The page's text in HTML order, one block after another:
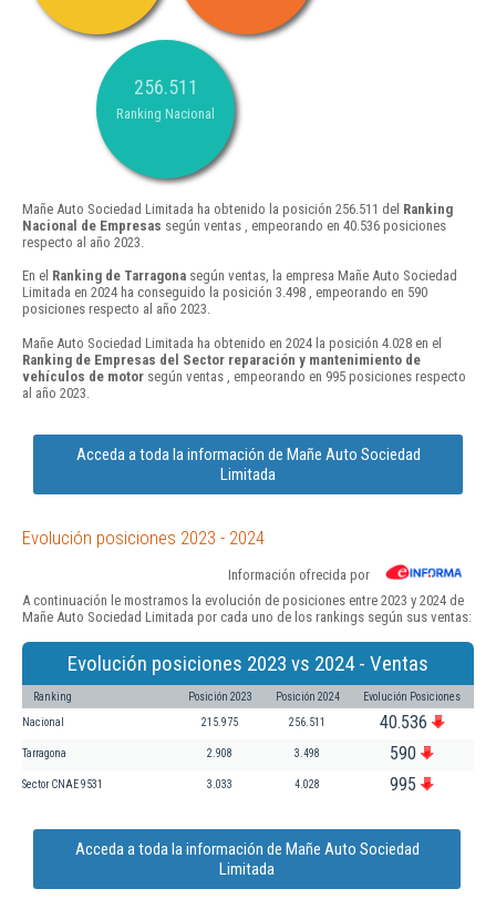
256.511
Ranking Nacional
Mañe Auto Sociedad Limitada ha obtenido la posición 256.511 del Ranking
Nacional de Empresas según ventas , empeorando en 40.536 posiciones
respecto al año 2023.
En el Ranking de Tarragona según ventas, la empresa Mañe Auto Sociedad
Limitada en 2024 ha conseguido la posición 3.498 , empeorando en 590
posiciones respecto al año 2023.
Mañe Auto Sociedad Limitada ha obtenido en 2024 la posición 4.028 en el
Ranking de Empresas del Sector reparación y mantenimiento de
vehículos de motor según ventas , empeorando en 995 posiciones respecto
al año 2023.
Acceda a toda la información de Mañe Auto Sociedad
Limitada
Evolución posiciones 2023 - 2024
Información ofrecida por
A continuación le mostramos la evolución de posiciones entre 2023 y 2024 de
Mañe Auto Sociedad Limitada por cada uno de los rankings según sus ventas:
Evolución posiciones 2023 vs 2024 - Ventas
Ranking Posición 2023 Posición 2024 Evolución Posiciones
Nacional 215.975 256.511 40.536
Tarragona 2.908 3.498 590
Sector CNAE 9531 3.033 4.028 995
Acceda a toda la información de Mañe Auto Sociedad
Limitada